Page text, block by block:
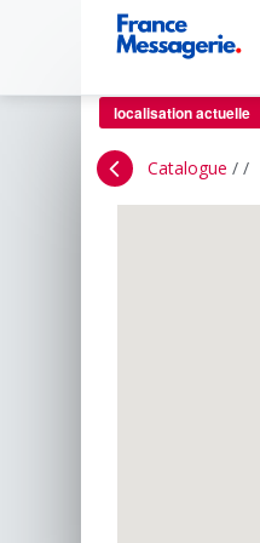
localisation actuelle
Catalogue / /